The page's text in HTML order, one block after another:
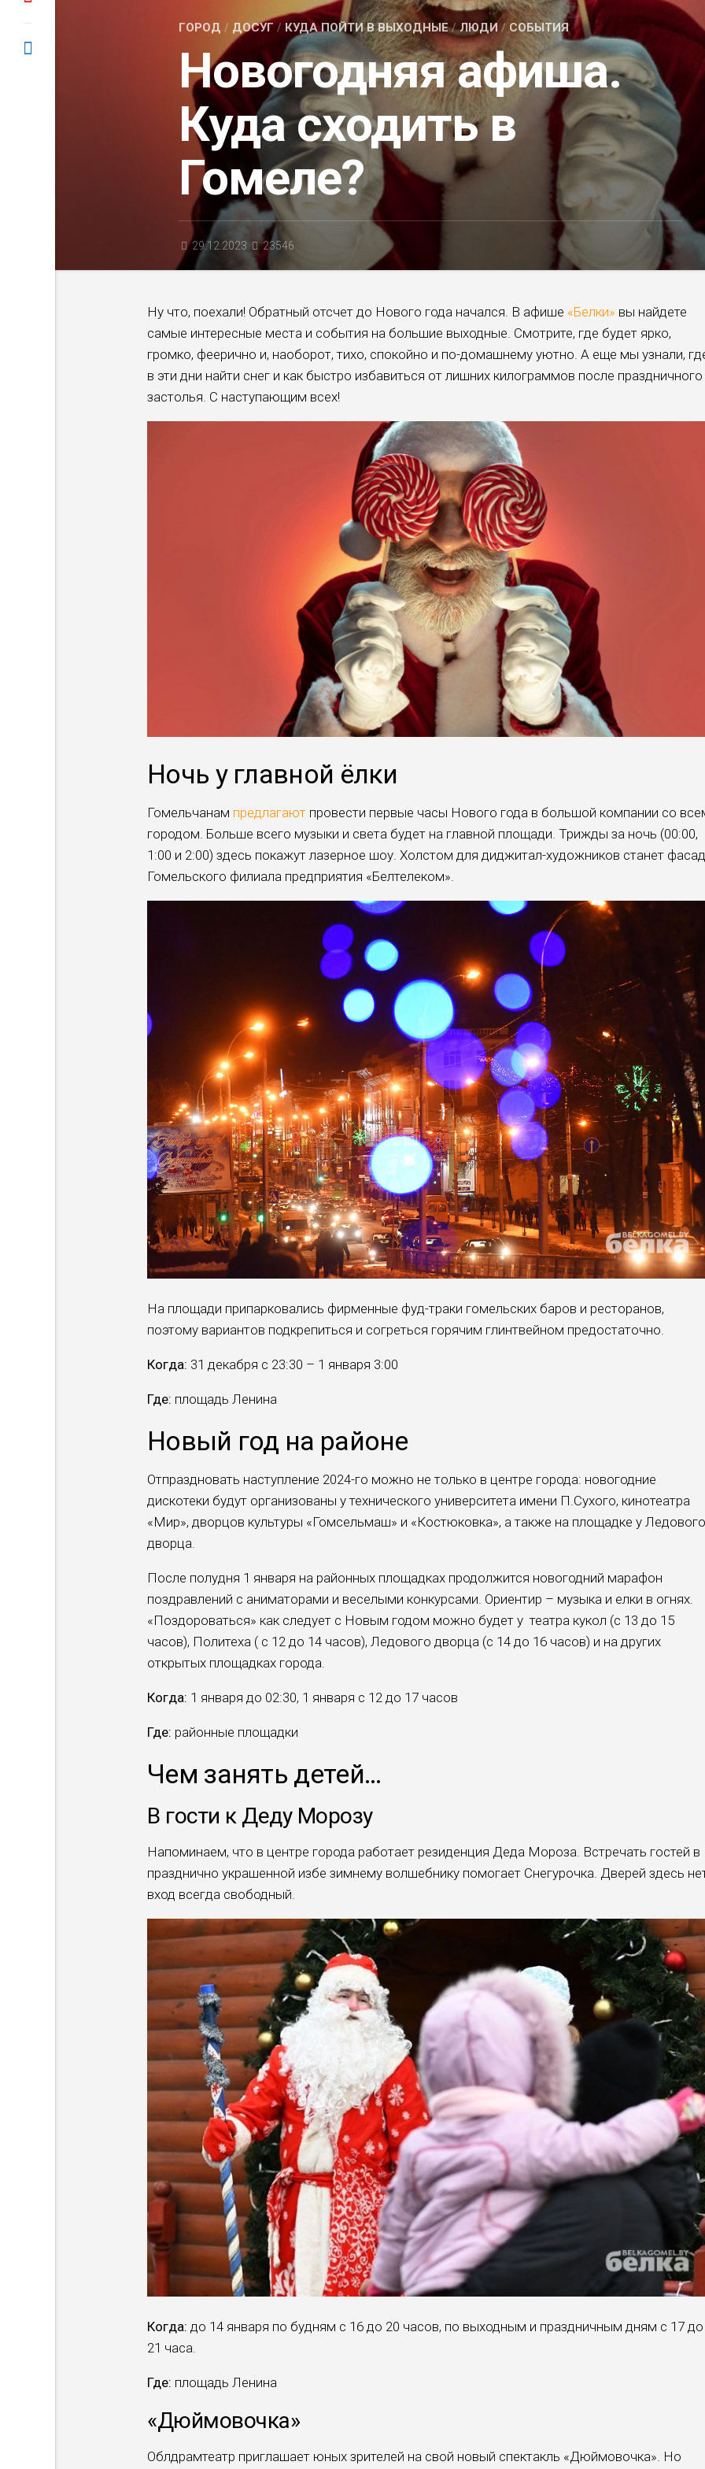
ГОРОД / ДОСУГ/ КУДА ПОЙТИ В ВЫХОДНЫЕ/ЛЮДИ / СОБЫТИЯ
Новогодняя афиша.
Куда сходить в
Гомеле?
29.12.2023 23546
Ну что, поехали! Обратный отсчет до Нового года начался. В афише «Белки» вы найдете
самые интересные места и события на большие выходные. Смотрите, где будет ярко,
громко, феерично и, наоборот, тихо, спокойно и по-домашнему уютно. А еще мы узнали,
в эти дни найти снег и как быстро избавиться от лишних килограммов после праздничного
застолья. С наступающим всех!
Ночь у главной ёлки
Гомельчанам предлагают провести первые часы Нового года в большой компании со
городом. Больше всего музыки и света будет на главной площади. Трижды за ночь (00:00,
1:00 и 2:00) здесь покажут лазерное шоу. Холстом для диджитал-художников станет фа­сад
Гомельского филиала предприя­тия «Белтелеком».
На площади припарковались фирменные фуд-траки гомельских баров и ресторанов,
поэтому вариантов подкрепиться и согреться горячим глинтвейном предостаточно.
Когда: 31 декабря с 23:30 – 1 января 3:00
Где: площадь Ленина
Новый год на районе
Отпраздновать наступление 2024-го можно не только в центре города: новогодние
дискотеки будут организова­ны у технического университета имени П.Сухого, кинотеатра
«Мир», дворцов культуры «Гомсельмаш» и «Костюковка», а также на площадке у Ледового
дворца.
После полудня 1 января на районных площадках продолжится новогодний марафон
поздравлений с аниматорами и веселыми конкурсами. Ориентир – музыка и елки в огнях.
«Поздороваться» как следует с Новым годом можно будет у театра кукол (с 13 до 15
часов), Политеха ( с 12 до 14 часов), Ледового дворца (с 14 до 16 часов) и на других
открытых площадках города.
Когда: 1 января до 02:30, 1 января с 12 до 17 часов
Где: районные площадки
Чем занять детей…
В гости к Деду Морозу
Напоминаем, что в центре города работает резиденция Деда Мороза. Встречать гостей в
празднично украшенной избе зимнему волшебнику помогает Снегурочка. Дверей здесь
вход всегда свободный.
Когда: до 14 января по будням с 16 до 20 часов, по выходным и празд­ничным дням с 17 до
21 часа.
Где: площадь Ленина
«Дюймовочка»
Облдрамтеатр приглашает юных зрителей на свой новый спектакль «Дюймовочка». Но